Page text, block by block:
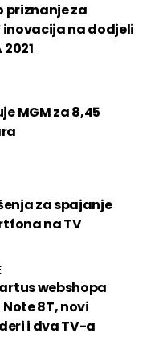
priznanje za
inovacija na dodjeli
MGM za 8,45
za spajanje
na TV
webshopa
8T, novi
i dva TV-a